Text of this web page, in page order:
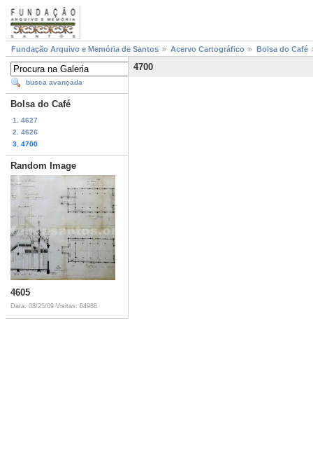
Fundação Arquivo e Memória de Santos Acervo Cartográfico Bolsa do Café
busca avançada
Bolsa do Café
1. 4627
2. 4626
3. 4700
Random Image
4605
Data: 08/25/09 Visitas: 64988
4700